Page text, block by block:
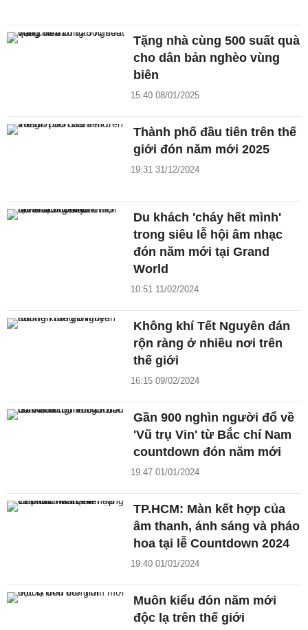
Tặng nhà cùng 500 suất quà
cho dân bản nghèo vùng
biên
15:40 08/01/2025
Thành phố đầu tiên trên thế
giới đón năm mới 2025
19:31 31/12/2024
Du khách 'cháy hết mình'
trong siêu lễ hội âm nhạc
đón năm mới tại Grand
World
10:51 11/02/2024
Không khí Tết Nguyên đán
rộn ràng ở nhiều nơi trên
thế giới
16:15 09/02/2024
Gần 900 nghìn người đổ về
'Vũ trụ Vin' từ Bắc chí Nam
countdown đón năm mới
19:47 01/01/2024
TP.HCM: Màn kết hợp của
âm thanh, ánh sáng và pháo
hoa tại lễ Countdown 2024
19:40 01/01/2024
Muôn kiểu đón năm mới
độc lạ trên thế giới